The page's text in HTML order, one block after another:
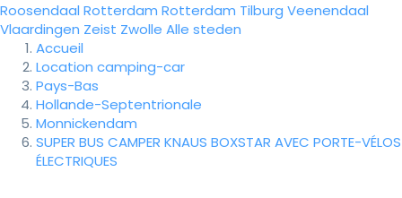
Roosendaal Rotterdam Rotterdam Tilburg Veenendaal
Vlaardingen Zeist Zwolle Alle steden
Accueil
Location camping-car
Pays-Bas
Hollande-Septentrionale
Monnickendam
SUPER BUS CAMPER KNAUS BOXSTAR AVEC PORTE-VÉLOS
ÉLECTRIQUES